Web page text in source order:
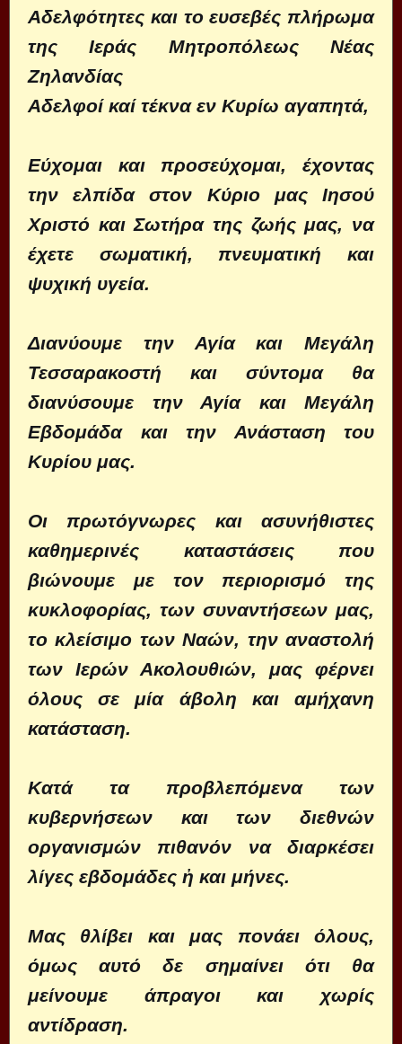
Αδελφότητες και το ευσεβές πλήρωμα
της Ιεράς Μητροπόλεως Νέας
Ζηλανδίας
Αδελφοί καί τέκνα εν Κυρίω αγαπητά,
Εύχομαι και προσεύχομαι, έχοντας
την ελπίδα στον Κύριο μας Ιησού
Χριστό και Σωτήρα της ζωής μας, να
έχετε σωματική, πνευματική και
ψυχική υγεία.
Διανύουμε την Αγία και Μεγάλη
Τεσσαρακοστή και σύντομα θα
διανύσουμε την Αγία και Μεγάλη
Εβδομάδα και την Ανάσταση του
Κυρίου μας.
Οι πρωτόγνωρες και ασυνήθιστες
καθημερινές καταστάσεις που
βιώνουμε με τον περιορισμό της
κυκλοφορίας, των συναντήσεων μας,
το κλείσιμο των Ναών, την αναστολή
των Ιερών Ακολουθιών, μας φέρνει
όλους σε μία άβολη και αμήχανη
κατάσταση.
Κατά τα προβλεπόμενα των
κυβερνήσεων και των διεθνών
οργανισμών πιθανόν να διαρκέσει
λίγες εβδομάδες ἠ και μήνες.
Μας θλίβει και μας πονάει όλους,
όμως αυτό δε σημαίνει ότι θα
μείνουμε άπραγοι και χωρίς
αντίδραση.